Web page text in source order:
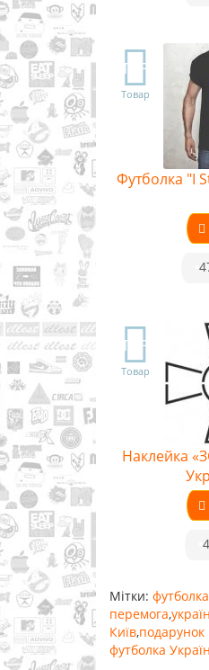
TOP
Товар
Футболка "I
TOP
Товар
Наклейка
Мітки:
перемога,
Київ,подарунок
футболка